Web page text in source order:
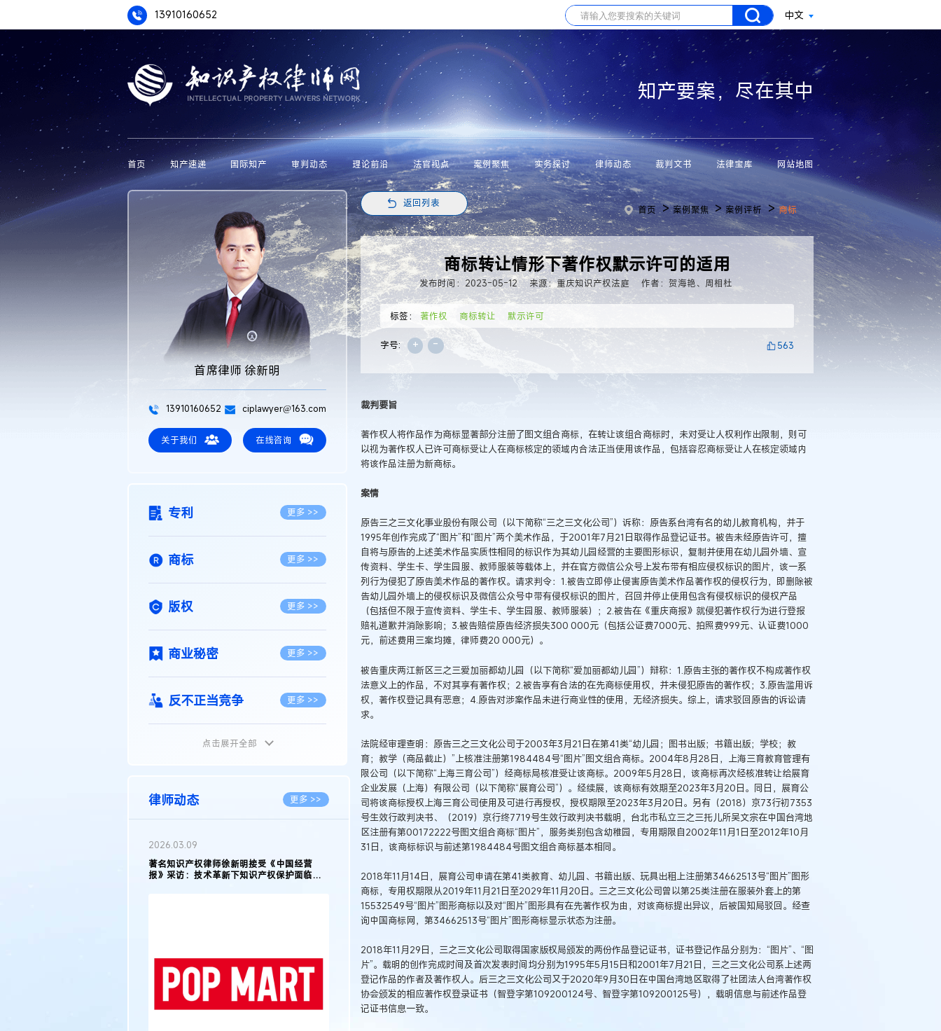
13910160652 中文
知产要案，尽在其中
首页 知产速递 国际知产 审判动态 理论前沿 法官视点 案例聚焦 实务探讨 律师动态 裁判文书 法律宝库 网站地图
首席律师 徐新明
13910160652 ciplawyer@163.com
关于我们 在线咨询
专利 更多 >>
商标 更多 >>
版权 更多 >>
商业秘密 更多 >>
反不正当竞争 更多 >>
植物新品种
地理标志 更多 >>
集成电路布图设计
点击展开全部
律师动态 更多 >>
2026.02.10
徐新明律师经典案例：刘某与西安某生物科
技有限公司技术合作开发合同纠纷案
返回列表
首页 >案例聚焦 >案例评析 >商标
商标转让情形下著作权默示许可的适用
发布时间：2023-05-12 来源：重庆知识产权法庭 作者：贺海艳、周相杜
标签： 著作权 商标转让 默示许可
字号: + - 563
裁判要旨
著作权人将作品作为商标显著部分注册了图文组合商标，在转让该组合商标时，未对受让人权利作出限制，则可
以视为著作权人已许可商标受让人在商标核定的领域内合法正当使用该作品，包括容忍商标受让人在核定领域内
将该作品注册为新商标。
案情
原告三之三文化事业股份有限公司（以下简称“三之三文化公司”）诉称：原告系台湾有名的幼儿教育机构，并于
1995年创作完成了“图片”和“图片”两个美术作品，于2001年7月21日取得作品登记证书。被告未经原告许可，擅
自将与原告的上述美术作品实质性相同的标识作为其幼儿园经营的主要图形标识，复制并使用在幼儿园外墙、宣
传资料、学生卡、学生园服、教师服装等载体上，并在官方微信公众号上发布带有相应侵权标识的图片，该一系
列行为侵犯了原告美术作品的著作权。请求判令：1.被告立即停止侵害原告美术作品著作权的侵权行为，即删除被
告幼儿园外墙上的侵权标识及微信公众号中带有侵权标识的图片，召回并停止使用包含有侵权标识的侵权产品
（包括但不限于宣传资料、学生卡、学生园服、教师服装）；2.被告在《重庆商报》就侵犯著作权行为进行登报
赔礼道歉并消除影响；3.被告赔偿原告经济损失300 000元（包括公证费7000元、拍照费999元、认证费1000
元，前述费用三案均摊，律师费20 000元）。
被告重庆两江新区三之三爱加丽都幼儿园（以下简称“爱加丽都幼儿园”）辩称：1.原告主张的著作权不构成著作权
法意义上的作品，不对其享有著作权；2.被告享有合法的在先商标使用权，并未侵犯原告的著作权；3.原告滥用诉
权，著作权登记具有恶意；4.原告对涉案作品未进行商业性的使用，无经济损失。综上，请求驳回原告的诉讼请
求。
法院经审理查明：原告三之三文化公司于2003年3月21日在第41类“幼儿园；图书出版；书籍出版；学校；教
育；教学（商品截止）”上核准注册第1984484号“图片”图文组合商标。2004年8月28日，上海三育教育管理有
限公司（以下简称“上海三育公司”）经商标局核准受让该商标。2009年5月28日，该商标再次经核准转让给展育
企业发展（上海）有限公司（以下简称“展育公司”）。经续展，该商标有效期至2023年3月20日。同日，展育公
司将该商标授权上海三育公司使用及可进行再授权，授权期限至2023年3月20日。另有（2018）京73行初7353
号生效行政判决书、（2019）京行终7719号生效行政判决书载明，台北市私立三之三托儿所吴文宗在中国台湾地
区注册有第00172222号图文组合商标“图片”，服务类别包含幼稚园，专用期限自2002年11月1日至2012年10月
31日，该商标标识与前述第1984484号图文组合商标基本相同。
2018年11月14日，展育公司申请在第41类教育、幼儿园、书籍出版、玩具出租上注册第34662513号“图片”图形
商标，专用权期限从2019年11月21日至2029年11月20日。三之三文化公司曾以第25类注册在服装外套上的第
15532549号“图片”图形商标以及对“图片”图形具有在先著作权为由，对该商标提出异议，后被国知局驳回。经查
询中国商标网，第34662513号“图片”图形商标显示状态为注册。
2018年11月29日，三之三文化公司取得国家版权局颁发的两份作品登记证书，证书登记作品分别为：“图片”、“图
片”。载明的创作完成时间及首次发表时间均分别为1995年5月15日和2001年7月21日，三之三文化公司系上述两
登记作品的作者及著作权人。后三之三文化公司又于2020年9月30日在中国台湾地区取得了社团法人台湾著作权
协会颁发的相应著作权登录证书（智登字第109200124号、智登字第109200125号），载明信息与前述作品登
记证书信息一致。